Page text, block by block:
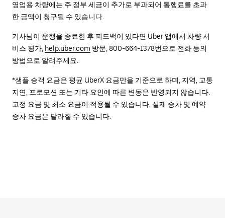
영업용 차량에는 주 정부 세금이 추가로 부과되어 통행료를 초과
한 금액이 청구될 수 있습니다.
기사님이 운행을 종료한 후 피드백이 있다면 Uber 앱에서 차량 서
비스 평가, help.uber.com 방문, 800-664-1378번으로 전화 등의
방법으로 알려주세요.
*샘플 승객 요금은 평균 UberX 요금만을 기준으로 하며, 지역, 교통
지연, 프로모션 또는 기타 요인에 따른 변동은 반영되지 않습니다.
고정 요금 및 최소 요금이 적용될 수 있습니다. 실제 승차 및 예약
승차 요금은 달라질 수 있습니다.